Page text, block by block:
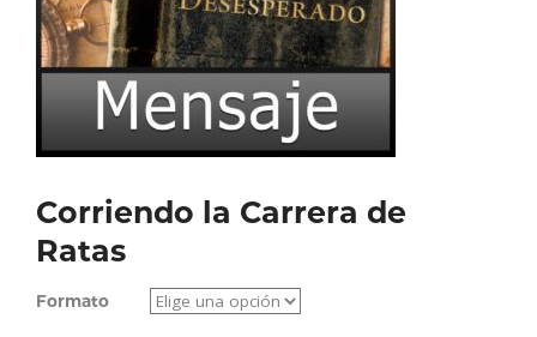
Corriendo la Carrera de
Ratas
Formato